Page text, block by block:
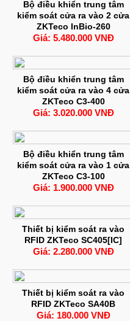
Bộ điều khiển trung tâm
kiểm soát cửa ra vào 2 cửa
ZKTeco InBio-260
Giá: 5.480.000 VNĐ
Bộ điều khiển trung tâm
kiểm soát cửa ra vào 4 cửa
ZKTeco C3-400
Giá: 3.020.000 VNĐ
Bộ điều khiển trung tâm
kiểm soát cửa ra vào 1 cửa
ZKTeco C3-100
Giá: 1.900.000 VNĐ
Thiết bị kiểm soát ra vào
RFID ZKTeco SC405[IC]
Giá: 2.280.000 VNĐ
Thiết bị kiểm soát ra vào
RFID ZKTeco SA40B
Giá: 180.000 VNĐ